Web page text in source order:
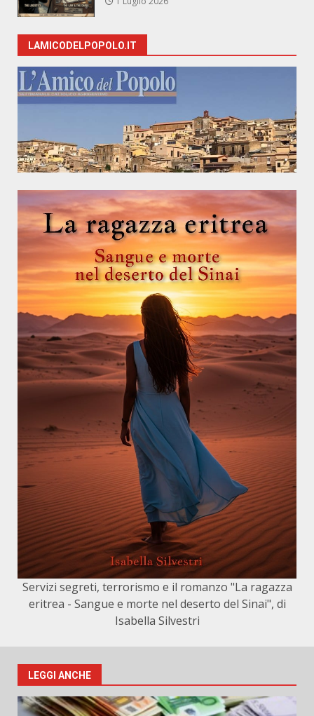
LAMICODELPOPOLO.IT
Servizi segreti, terrorismo e il romanzo "La ragazza
eritrea - Sangue e morte nel deserto del Sinai", di
Isabella Silvestri
LEGGI ANCHE